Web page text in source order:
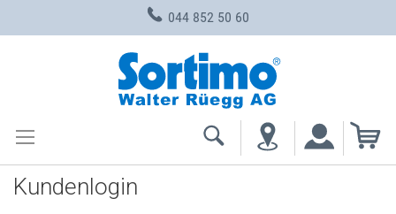
044 852 50 60
Kundenlogin